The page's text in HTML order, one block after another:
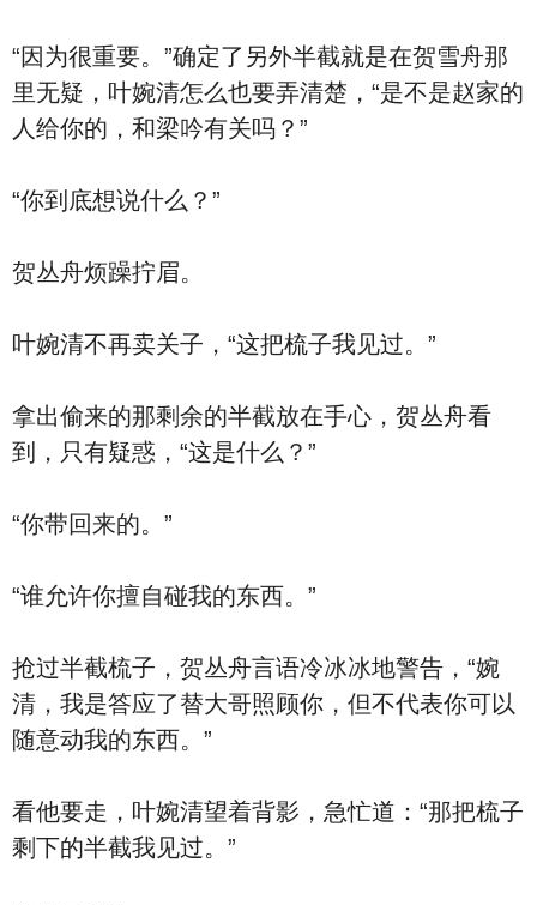
“因为很重要。”确定了另外半截就是在贺雪舟那
里无疑，叶婉清怎么也要弄清楚，“是不是赵家的
人给你的，和梁吟有关吗？”
“你到底想说什么？”
贺丛舟烦躁拧眉。
叶婉清不再卖关子，“这把梳子我见过。”
拿出偷来的那剩余的半截放在手心，贺丛舟看
到，只有疑惑，“这是什么？”
“你带回来的。”
“谁允许你擅自碰我的东西。”
抢过半截梳子，贺丛舟言语冷冰冰地警告，“婉
清，我是答应了替大哥照顾你，但不代表你可以
随意动我的东西。”
看他要走，叶婉清望着背影，急忙道：“那把梳子
剩下的半截我见过。”